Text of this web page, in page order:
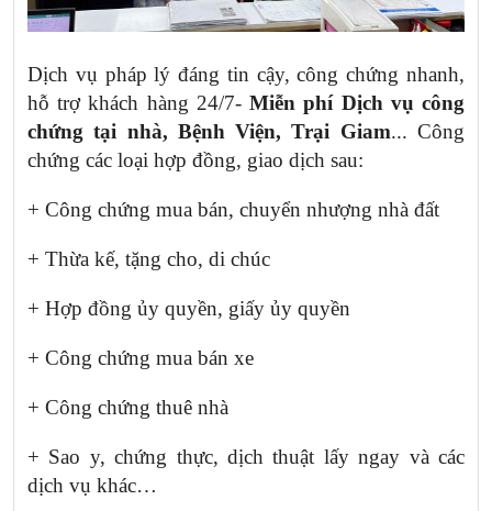
Dịch vụ pháp lý đáng tin cậy, công chứng nhanh,
hỗ trợ khách hàng 24/7-Miễn phí Dịch vụ công
chứng tại nhà, Bệnh Viện, Trại Giam... Công
chứng các loại hợp đồng, giao dịch sau:
+ Công chứng mua bán, chuyển nhượng nhà đất
+ Thừa kế, tặng cho, di chúc
+ Hợp đồng ủy quyền, giấy ủy quyền
+ Công chứng mua bán xe
+ Công chứng thuê nhà
+ Sao y, chứng thực, dịch thuật lấy ngay và các
dịch vụ khác…